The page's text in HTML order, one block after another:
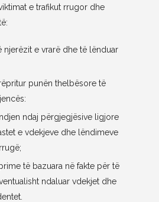
e trafikut rrugor dhe
njerëzit e vrarë dhe të lënduar
punën thelbësore të
ndaj përgjegjësive ligjore
e vdekjeve dhe lëndimeve
të bazuara në fakte për të
ndaluar vdekjet dhe